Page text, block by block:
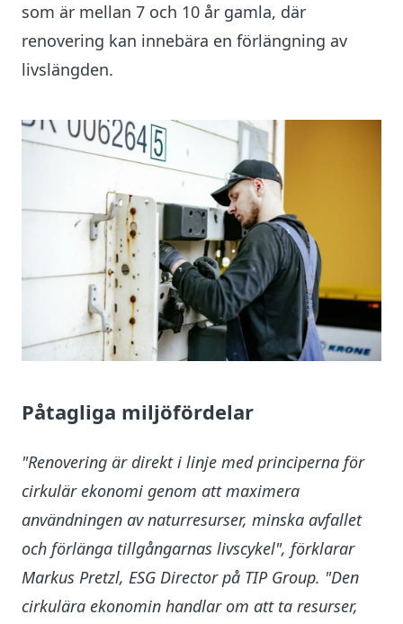
som är mellan 7 och 10 år gamla, där
renovering kan innebära en förlängning av
livslängden.
Påtagliga miljöfördelar
"Renovering är direkt i linje med principerna för
cirkulär ekonomi genom att maximera
användningen av naturresurser, minska avfallet
och förlänga tillgångarnas livscykel", förklarar
Markus Pretzl, ESG Director på TIP Group. "Den
cirkulära ekonomin handlar om att ta resurser,